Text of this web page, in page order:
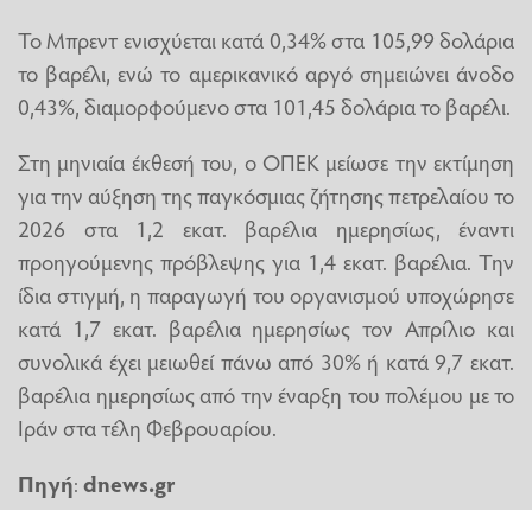
Το Μπρεντ ενισχύεται κατά 0,34% στα 105,99 δολάρια
το βαρέλι, ενώ το αμερικανικό αργό σημειώνει άνοδο
0,43%, διαμορφούμενο στα 101,45 δολάρια το βαρέλι.
Στη μηνιαία έκθεσή του, ο ΟΠΕΚ μείωσε την εκτίμηση
για την αύξηση της παγκόσμιας ζήτησης πετρελαίου το
2026 στα 1,2 εκατ. βαρέλια ημερησίως, έναντι
προηγούμενης πρόβλεψης για 1,4 εκατ. βαρέλια. Την
ίδια στιγμή, η παραγωγή του οργανισμού υποχώρησε
κατά 1,7 εκατ. βαρέλια ημερησίως τον Απρίλιο και
συνολικά έχει μειωθεί πάνω από 30% ή κατά 9,7 εκατ.
βαρέλια ημερησίως από την έναρξη του πολέμου με το
Ιράν στα τέλη Φεβρουαρίου.
Πηγή:dnews.gr